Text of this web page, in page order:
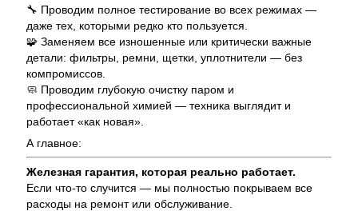
🔧 Проводим полное тестирование во всех режимах —
даже тех, которыми редко кто пользуется.
🧩 Заменяем все изношенные или критически важные
детали: фильтры, ремни, щетки, уплотнители — без
компромиссов.
🧼 Проводим глубокую очистку паром и
профессиональной химией — техника выглядит и
работает «как новая».
А главное:
Железная гарантия, которая реально работает.
Если что-то случится — мы полностью покрываем все
расходы на ремонт или обслуживание.